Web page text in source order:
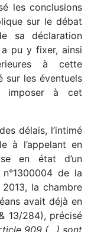
les conclusions
sur le débat
sa déclaration
a pu y fixer, ainsi
à cette
sur les éventuels
imposer à cet
délais, l’intimé
à l’appelant en
en état d’un
de la
la chambre
avait déjà en
13/284), précisé